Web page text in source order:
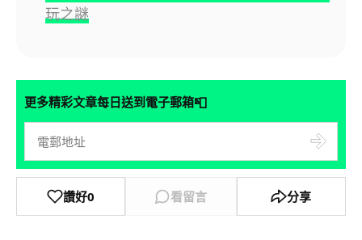
玩之謎
更多精彩文章每日送到電子郵箱📮
讚好0 看留言 分享